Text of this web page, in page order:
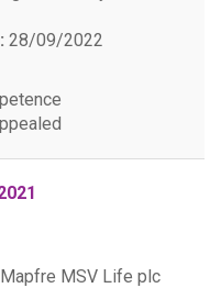
28/09/2022
Mapfre MSV Life plc